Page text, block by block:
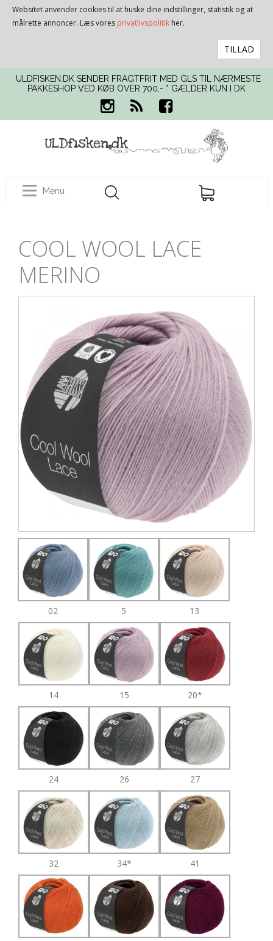
Websitet anvender cookies til at huske dine indstillinger, statistik og at
målrette annoncer. Læs vores privatlivspolitik her.
TILLAD
ULDFISKEN.DK SENDER FRAGTFRIT MED GLS TIL NÆRMESTE
PAKKESHOP VED KØB OVER 700,- * GÆLDER KUN I DK
Menu
COOL WOOL LACE
MERINO
02 5 13
14 15 20*
24 26 27
32 34* 41